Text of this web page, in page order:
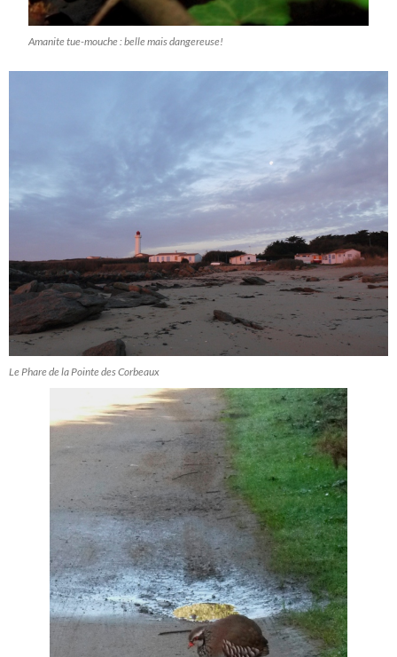
Amanite tue-mouche : belle mais dangereuse!
Le Phare de la Pointe des Corbeaux